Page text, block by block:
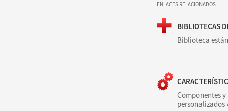
ENLACES RELACIONADOS
BIBLIOTECAS
Biblioteca
Componentes
personalizados